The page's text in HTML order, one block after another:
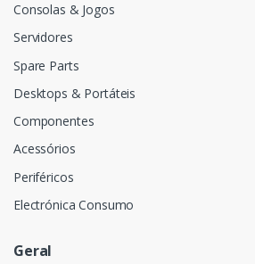
Consolas & Jogos
Servidores
Spare Parts
Desktops & Portáteis
Componentes
Acessórios
Periféricos
Electrónica Consumo
Geral